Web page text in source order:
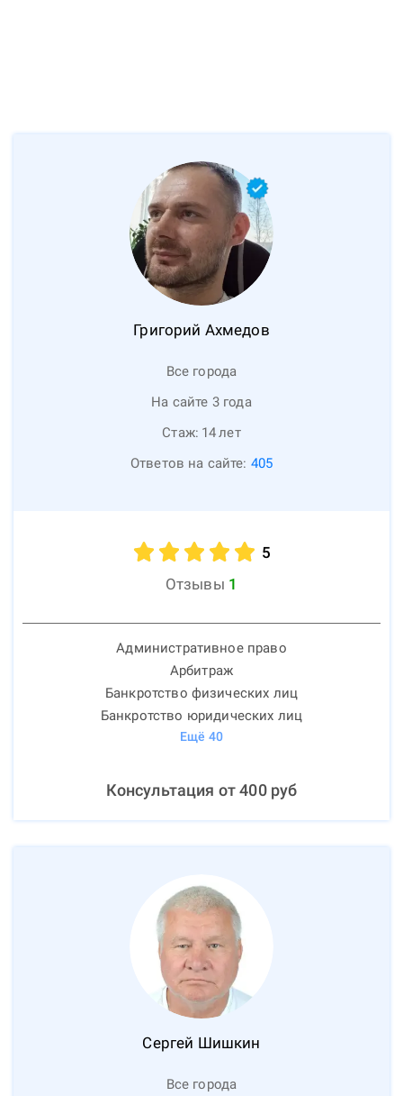
Григорий Ахмедов
Все города
На сайте 3 года
Стаж: 14лет
Ответов на сайте: 405
5
Отзывы 1
Административное право
Арбитраж
Банкротство физических лиц
Банкротство юридических лиц
Ещё 40
Консультация от400руб
Сергей Шишкин
Все города